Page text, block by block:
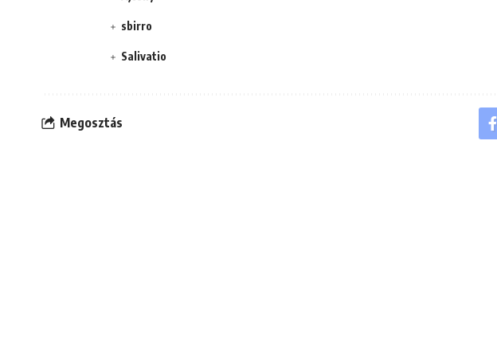
sbirro
Salivatio
Megosztás